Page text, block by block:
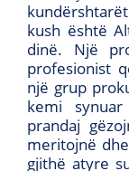
kush është
dinë. Një
profesionist
një grup
kemi
prandaj
meritojnë
gjithë atyre